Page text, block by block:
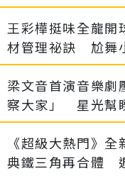
王彩樺挺味全龍開
材管理祕訣 尬舞
梁文音首演音樂劇
察大家」 星光幫
《超級大熱門》
典鐵三角再合體